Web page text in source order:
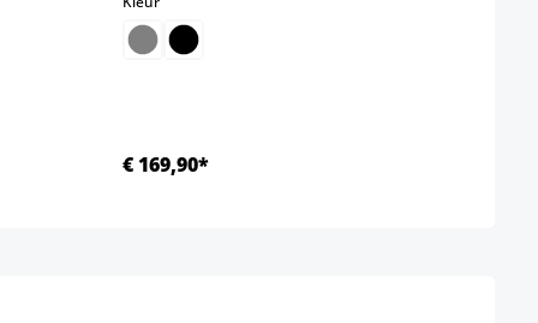
€ 169,90*